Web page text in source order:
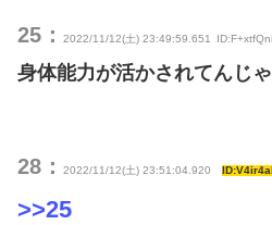
25： 2022/11/12(土) 23:49:59.651
身体能力が活かされてんじ
28： 2022/11/12(土) 23:51:04.920
>>25